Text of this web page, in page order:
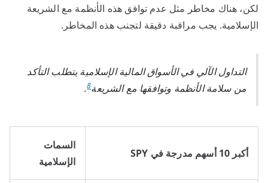
لكن، هناك مخاطر مثل عدم توافق هذه الأنظمة مع الشريعة
الإسلامية. يجب مراقبة دقيقة لتجنب هذه المخاطر.
التداول الآلي في الأسواق المالية الإسلامية يتطلب التأكد
من سلامة الأنظمة وتوافقها مع الشريعة8
.
أكبر 10 أسهم مدرجة في SPY
السمات
الإسلامية